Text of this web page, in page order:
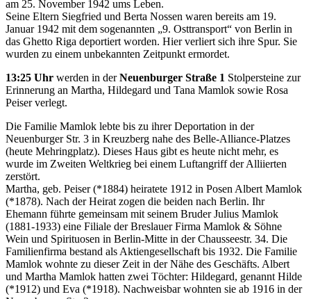
am 25. November 1942 ums Leben.
Seine Eltern Siegfried und Berta Nossen waren bereits am 19.
Januar 1942 mit dem sogenannten „9. Osttransport“ von Berlin in
das Ghetto Riga deportiert worden. Hier verliert sich ihre Spur. Sie
wurden zu einem unbekannten Zeitpunkt ermordet.
13:25 Uhr werden in derNeuenburger Straße 1 Stolpersteine zur
Erinnerung an Martha, Hildegard und Tana Mamlok sowie Rosa
Peiser verlegt.
Die Familie Mamlok lebte bis zu ihrer Deportation in der
Neuenburger Str. 3 in Kreuzberg nahe des Belle-Alliance-Platzes
(heute Mehringplatz). Dieses Haus gibt es heute nicht mehr, es
wurde im Zweiten Weltkrieg bei einem Luftangriff der Alliierten
zerstört.
Martha, geb. Peiser (*1884) heiratete 1912 in Posen Albert Mamlok
(*1878). Nach der Heirat zogen die beiden nach Berlin. Ihr
Ehemann führte gemeinsam mit seinem Bruder Julius Mamlok
(1881-1933) eine Filiale der Breslauer Firma Mamlok & Söhne
Wein und Spirituosen in Berlin-Mitte in der Chausseestr. 34. Die
Familienfirma bestand als Aktiengesellschaft bis 1932. Die Familie
Mamlok wohnte zu dieser Zeit in der Nähe des Geschäfts. Albert
und Martha Mamlok hatten zwei Töchter: Hildegard, genannt Hilde
(*1912) und Eva (*1918). Nachweisbar wohnten sie ab 1916 in der